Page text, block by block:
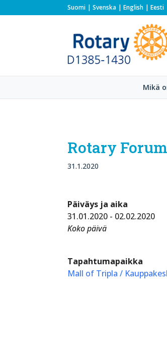
Suomi Svenska English Eesti
Mikä
Rotary
31.1.2020
Päiväys ja aika
31.01.2020 - 02.02.2020
Koko päivä
Tapahtumapaikka
Mall of Tripla /